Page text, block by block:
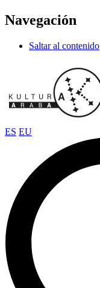
Navegación
Saltar al contenido
ES EU